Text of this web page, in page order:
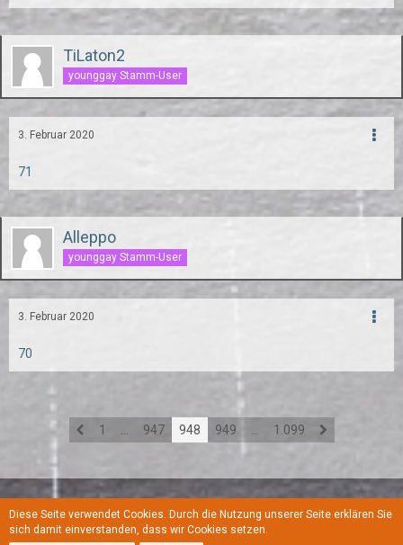
TiLaton2
younggay Stamm-User
3. Februar 2020
71
Alleppo
younggay Stamm-User
3. Februar 2020
70
1 947 948 949 1.099
Regeln Datenschutzerklärung Kontakt
Diese Seite verwendet Cookies. Durch die Nutzung unserer Seite erklären Sie
sich damit einverstanden, dass wir Cookies setzen.